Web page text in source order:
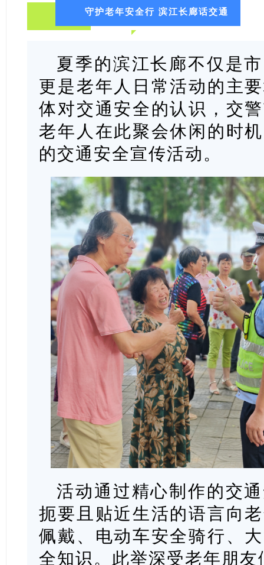
守护老年安全行 滨江长廊话交通
夏季的滨江长廊不仅是
更是老年人日常活动的主
体对交通安全的认识，交
老年人在此聚会休闲的时
的交通安全宣传活动。
活动通过精心制作的交
扼要且贴近生活的语言向
佩戴、电动车安全骑行、
全知识。此举深受老年朋